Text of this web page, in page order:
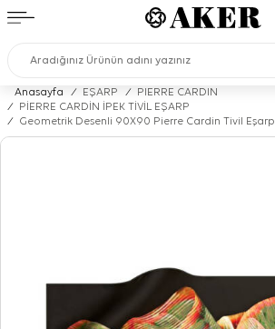
Anasayfa / EŞARP /
PIERRE CARDIN
/
PİERRE CARDİN İPEK TİVİL EŞARP
/
Geometrik Desenli 90X90 Pierre Cardin Tivil Eşarp